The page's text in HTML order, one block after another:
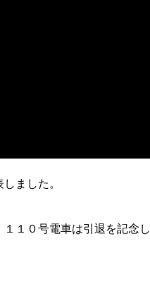
ました。
１０号電車は引退を記念し